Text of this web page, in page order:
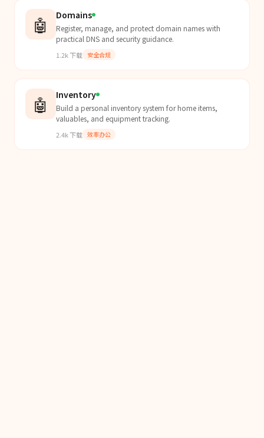
🤖 Domains
Register, manage, and protect domain names with
practical DNS and security guidance.
1.2k下载 安全合规
🤖 Inventory
Build a personal inventory system for home items,
valuables, and equipment tracking.
2.4k下载 效率办公